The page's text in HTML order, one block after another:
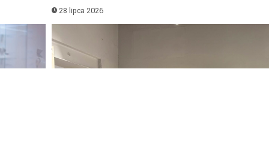
28 lipca 2026
Odtwarzacz
plików
dźwiękowych